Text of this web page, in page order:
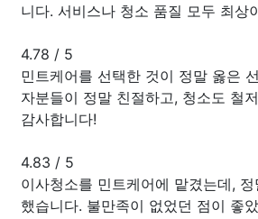
니다. 서비스나 청소 품질 모두 최상
4.78 / 5
민트케어를 선택한 것이 정말 옳은
자분들이 정말 친절하고, 청소도 철
감사합니다!
4.83 / 5
이사청소를 민트케어에 맡겼는데,
했습니다. 불만족이 없었던 점이 좋